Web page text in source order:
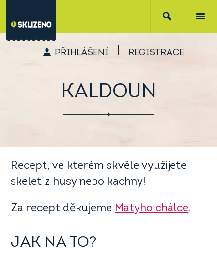
PŘIHLÁŠENÍ REGISTRACE
KALDOUN
Recept, ve kterém skvěle využijete
skelet z husy nebo kachny!
Za recept děkujeme Matyho chálce.
JAK NA TO?